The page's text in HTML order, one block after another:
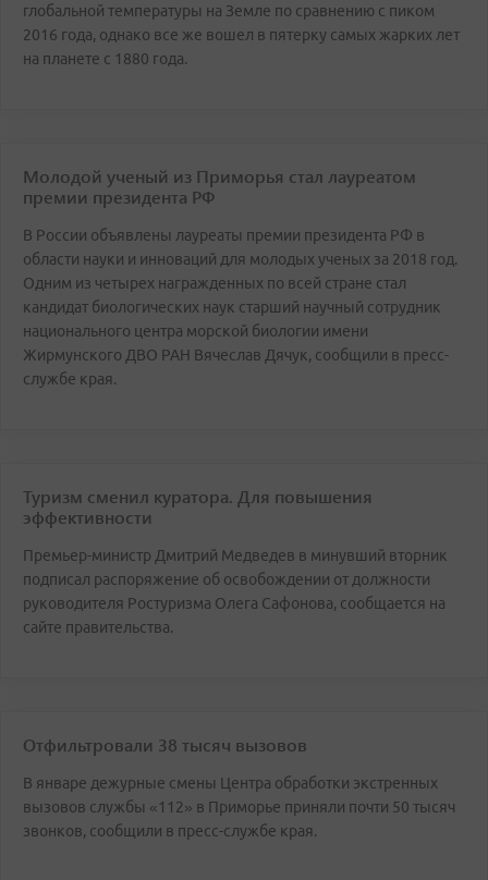
глобальной температуры на Земле по сравнению с пиком
2016 года, однако все же вошел в пятерку самых жарких лет
на планете с 1880 года.
Молодой ученый из Приморья стал лауреатом
премии президента РФ
В России объявлены лауреаты премии президента РФ в
области науки и инноваций для молодых ученых за 2018 год.
Одним из четырех награжденных по всей стране стал
кандидат биологических наук старший научный сотрудник
национального центра морской биологии имени
Жирмунского ДВО РАН Вячеслав Дячук, сообщили в пресс-
службе края.
Туризм сменил куратора. Для повышения
эффективности
Премьер-министр Дмитрий Медведев в минувший вторник
подписал распоряжение об освобождении от должности
руководителя Ростуризма Олега Сафонова, сообщается на
сайте правительства.
Отфильтровали 38 тысяч вызовов
В январе дежурные смены Центра обработки экстренных
вызовов службы «112» в Приморье приняли почти 50 тысяч
звонков, сообщили в пресс-службе края.